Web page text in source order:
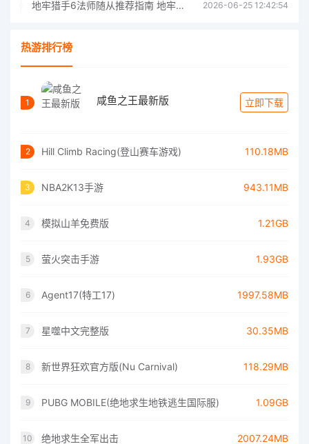
地牢猎手6法师随从推荐指南 地牢猎手6法师随从哪个 2026-06-25 12:42:54
热游排行榜
1 咸鱼之王最新版 立即下载
2 Hill Climb Racing(登山赛车游戏) 110.18MB
3 NBA2K13手游 943.11MB
4 模拟山羊免费版 1.21GB
5 萤火突击手游 1.93GB
6 Agent17(特工17) 1997.58MB
7 星噬中文完整版 30.35MB
8 新世界狂欢官方版(Nu Carnival) 118.29MB
9 PUBG MOBILE(绝地求生地铁逃生国际服) 1.09GB
10 绝地求生全军出击 2007.24MB